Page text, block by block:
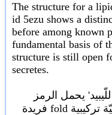
The structure for a
id 5ezu shows a
before among known
fundamental basis of
structure is still open
secretes.
يحمل الرمز
5ezu في الـ PDB يُظْهِر نظام لـ طيّة تركيبية fold فريدة